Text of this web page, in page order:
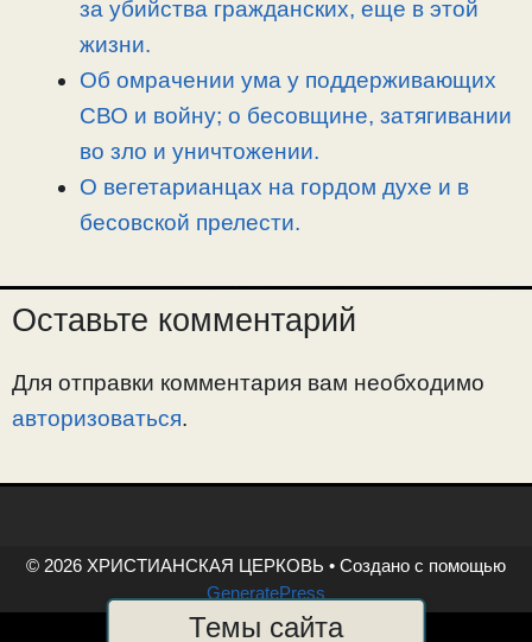
за убийства гражданских, еще в этой
жизни.
Об омрачении ума у поддерживающих
СВО и войну; о бесовщине, затягивании
во зло и уничтожении.
О вегетарианцах на гордом духе и в
бесовской прелести.
Оставьте комментарий
Для отправки комментария вам необходимо
авторизоваться.
© 2026 ХРИСТИАНСКАЯ ЦЕРКОВЬ • Создано с помощью
GeneratePress
Темы сайта